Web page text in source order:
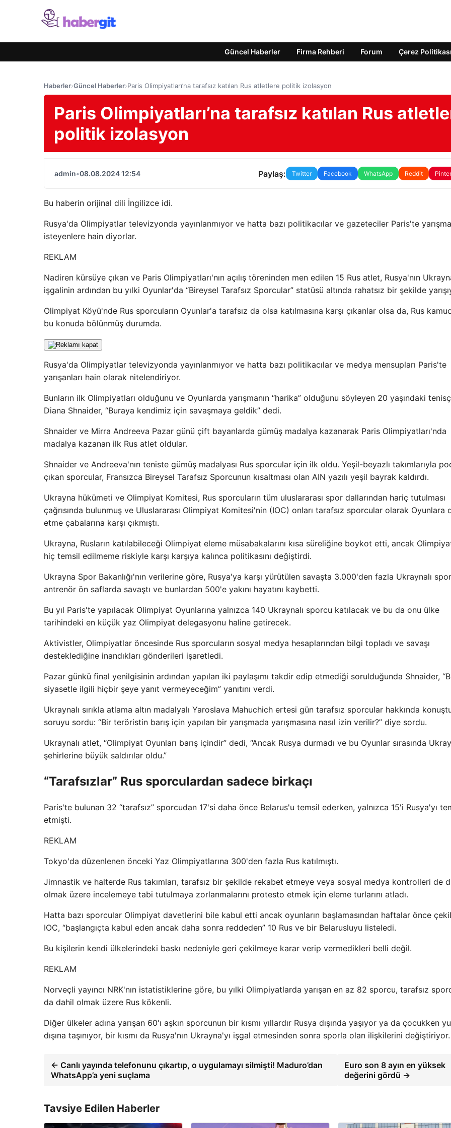
Güncel Haberler Firma Rehberi Forum Çerez Politikası
Haberler›Güncel Haberler›Paris Olimpiyatları’na tarafsız katılan Rus atletlere politik izolasyon
Paris Olimpiyatları’na tarafsız katılan Rus
politik izolasyon
admin•08.08.2024 12:54 Paylaş: Twitter Facebook WhatsApp Reddit
Bu haberin orijinal dili İngilizce idi.
Rusya'da Olimpiyatlar televizyonda yayınlanmıyor ve hatta bazı politikacılar ve gazeteciler Paris'te
isteyenlere hain diyorlar.
REKLAM
Nadiren kürsüye çıkan ve Paris Olimpiyatları'nın açılış töreninden men edilen 15 Rus atlet, Rusya'nın
işgalinin ardından bu yılki Oyunlar'da “Bireysel Tarafsız Sporcular” statüsü altında rahatsız bir şekilde
Olimpiyat Köyü'nde Rus sporcuların Oyunlar'a tarafsız da olsa katılmasına karşı çıkanlar olsa da, Rus
bu konuda bölünmüş durumda.
Rusya'da Olimpiyatlar televizyonda yayınlanmıyor ve hatta bazı politikacılar ve medya mensupları Paris'te
yarışanları hain olarak nitelendiriyor.
Bunların ilk Olimpiyatları olduğunu ve Oyunlarda yarışmanın “harika” olduğunu söyleyen 20 yaşındaki
Diana Shnaider, “Buraya kendimiz için savaşmaya geldik” dedi.
Shnaider ve Mirra Andreeva Pazar günü çift bayanlarda gümüş madalya kazanarak Paris Olimpiyatları'nda
madalya kazanan ilk Rus atlet oldular.
Shnaider ve Andreeva'nın teniste gümüş madalyası Rus sporcular için ilk oldu. Yeşil-beyazlı takımlarıyla
çıkan sporcular, Fransızca Bireysel Tarafsız Sporcunun kısaltması olan AIN yazılı yeşil bayrak kaldırdı.
Ukrayna hükümeti ve Olimpiyat Komitesi, Rus sporcuların tüm uluslararası spor dallarından hariç tutulması
çağrısında bulunmuş ve Uluslararası Olimpiyat Komitesi'nin (IOC) onları tarafsız sporcular olarak Oyunlara
etme çabalarına karşı çıkmıştı.
Ukrayna, Rusların katılabileceği Olimpiyat eleme müsabakalarını kısa süreliğine boykot etti, ancak
hiç temsil edilmeme riskiyle karşı karşıya kalınca politikasını değiştirdi.
Ukrayna Spor Bakanlığı'nın verilerine göre, Rusya'ya karşı yürütülen savaşta 3.000'den fazla Ukraynalı
antrenör ön saflarda savaştı ve bunlardan 500'e yakını hayatını kaybetti.
Bu yıl Paris'te yapılacak Olimpiyat Oyunlarına yalnızca 140 Ukraynalı sporcu katılacak ve bu da onu ülke
tarihindeki en küçük yaz Olimpiyat delegasyonu haline getirecek.
Aktivistler, Olimpiyatlar öncesinde Rus sporcuların sosyal medya hesaplarından bilgi topladı ve savaşı
desteklediğine inandıkları gönderileri işaretledi.
Pazar günkü final yenilgisinin ardından yapılan iki paylaşımı takdir edip etmediği sorulduğunda Shnaider,
siyasetle ilgili hiçbir şeye yanıt vermeyeceğim” yanıtını verdi.
Ukraynalı sırıkla atlama altın madalyalı Yaroslava Mahuchich ertesi gün tarafsız sporcular hakkında
soruyu sordu: “Bir teröristin barış için yapılan bir yarışmada yarışmasına nasıl izin verilir?” diye sordu.
Ukraynalı atlet, “Olimpiyat Oyunları barış içindir” dedi, “Ancak Rusya durmadı ve bu Oyunlar sırasında
şehirlerine büyük saldırılar oldu.”
“Tarafsızlar” Rus sporculardan sadece birkaçı
Paris'te bulunan 32 “tarafsız” sporcudan 17'si daha önce Belarus'u temsil ederken, yalnızca 15'i Rusya'yı
etmişti.
REKLAM
Tokyo'da düzenlenen önceki Yaz Olimpiyatlarına 300'den fazla Rus katılmıştı.
Jimnastik ve halterde Rus takımları, tarafsız bir şekilde rekabet etmeye veya sosyal medya kontrolleri de
olmak üzere incelemeye tabi tutulmaya zorlanmalarını protesto etmek için eleme turlarını atladı.
Hatta bazı sporcular Olimpiyat davetlerini bile kabul etti ancak oyunların başlamasından haftalar önce
IOC, “başlangıçta kabul eden ancak daha sonra reddeden” 10 Rus ve bir Belarusluyu listeledi.
Bu kişilerin kendi ülkelerindeki baskı nedeniyle geri çekilmeye karar verip vermedikleri belli değil.
REKLAM
Norveçli yayıncı NRK'nın istatistiklerine göre, bu yılki Olimpiyatlarda yarışan en az 82 sporcu, tarafsız
da dahil olmak üzere Rus kökenli.
Diğer ülkeler adına yarışan 60'ı aşkın sporcunun bir kısmı yıllardır Rusya dışında yaşıyor ya da çocukken
dışına taşınıyor, bir kısmı da Rusya'nın Ukrayna'yı işgal etmesinden sonra sporla olan ilişkilerini değiştiriyor.
← Canlı yayında telefonunu çıkartıp, o uygulamayı silmişti! Maduro’dan
WhatsApp’a yeni suçlama
Euro son 8 ayın en yüksek
değerini gördü →
Tavsiye Edilen Haberler